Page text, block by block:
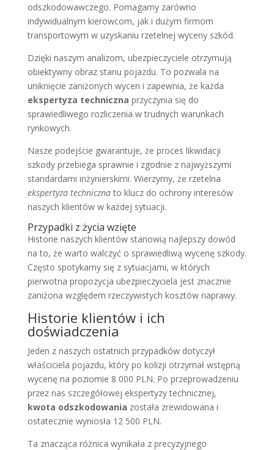
odszkodowawczego. Pomagamy zarówno
indywidualnym kierowcom, jak i dużym firmom
transportowym w uzyskaniu rzetelnej wyceny szkód.
Dzięki naszym analizom, ubezpieczyciele otrzymują
obiektywny obraz stanu pojazdu. To pozwala na
uniknięcie zaniżonych wycen i zapewnia, że każda
ekspertyza techniczna przyczynia się do
sprawiedliwego rozliczenia w trudnych warunkach
rynkowych.
Nasze podejście gwarantuje, że proces likwidacji
szkody przebiega sprawnie i zgodnie z najwyższymi
standardami inżynierskimi. Wierzymy, że rzetelna
ekspertyza technicznato klucz do ochrony interesów
naszych klientów w każdej sytuacji.
Przypadki z życia wzięte
Historie naszych klientów stanowią najlepszy dowód
na to, że warto walczyć o sprawiedliwą wycenę szkody.
Często spotykamy się z sytuacjami, w których
pierwotna propozycja ubezpieczyciela jest znacznie
zaniżona względem rzeczywistych kosztów naprawy.
Historie klientów i ich
doświadczenia
Jeden z naszych ostatnich przypadków dotyczył
właściciela pojazdu, który po kolizji otrzymał wstępną
wycenę na poziomie 8 000 PLN. Po przeprowadzeniu
przez nas szczegółowej ekspertyzy technicznej,
kwota odszkodowania została zrewidowana i
ostatecznie wyniosła 12 500 PLN.
Ta znacząca różnica wynikała z precyzyjnego